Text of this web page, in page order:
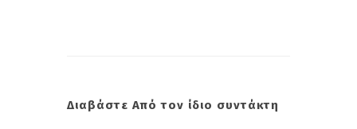
Διαβάστε Από τον ίδιο συντάκτη